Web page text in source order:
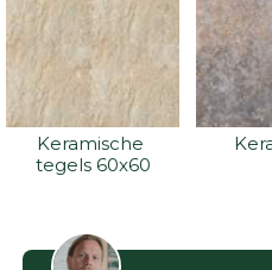
Keramische
tegels 60x60
Filter op